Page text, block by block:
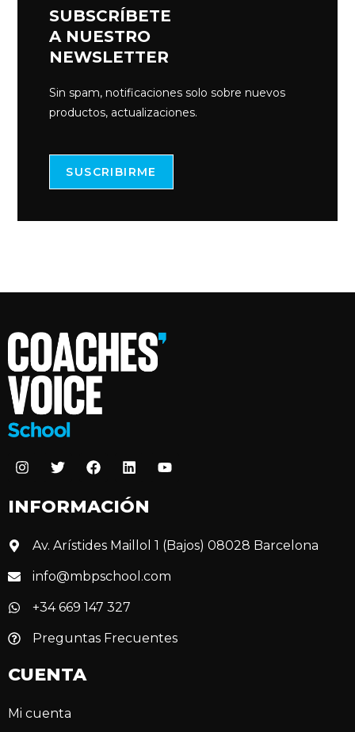
SUBSCRÍBETE
A NUESTRO
NEWSLETTER
Sin spam, notificaciones solo sobre nuevos
productos, actualizaciones.
SUSCRIBIRME
INFORMACIÓN
Av. Arístides Maillol 1 (Bajos) 08028 Barcelona
info@mbpschool.com
+34 669 147 327
Preguntas Frecuentes
CUENTA
Mi cuenta